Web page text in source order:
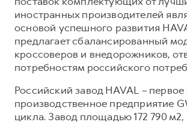
иностранных производителей
основой успешного развития
предлагает сбалансированный
кроссоверов и внедорожников,
потребностям российского
Российский завод HAVAL –
производственное предприятие
цикла. Завод площадью 172 790 м2,